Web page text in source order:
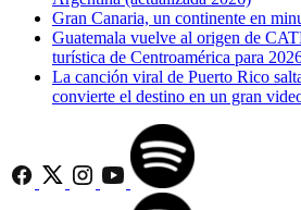
Gran Canaria, un continente en
Guatemala vuelve al origen de
turística de Centroamérica para
La canción viral de Puerto Rico
convierte el destino en un gran